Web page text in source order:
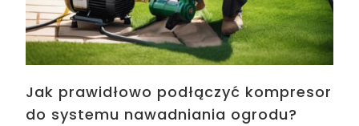
Jak prawidłowo podłączyć kompresor
do systemu nawadniania ogrodu?